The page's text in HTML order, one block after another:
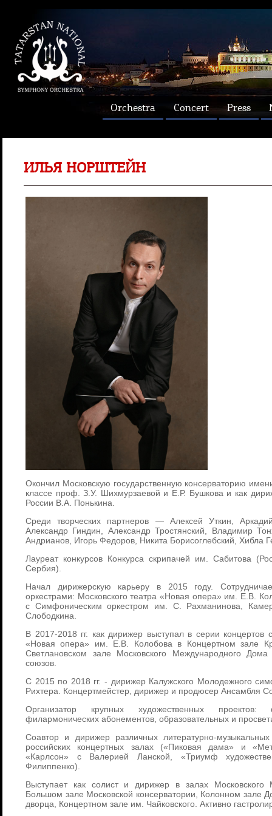
Orchestra Concert Press
ИЛЬЯ НОРШТЕЙН
Окончил Московскую государственную консерваторию
классе проф. З.У. Шихмурзаевой и Е.Р. Бушкова и как
России В.А. Понькина.
Среди творческих партнеров — Алексей Уткин,
Александр Гиндин, Александр Тростянский, Владимир
Андрианов, Игорь Федоров, Никита Борисоглебский, Хибла
Лауреат конкурсов Конкурса скрипачей им. Сабитова
Сербия).
Начал дирижерскую карьеру в 2015 году.
оркестрами: Московского театра «Новая опера» им. Е.В.
с Симфоническим оркестром им. С. Рахманинова,
Слободкина.
В 2017-2018 гг. как дирижер выступал в серии концертов
«Новая опера» им. Е.В. Колобова в Концертном зале
Светлановском зале Московского Международного
союзов.
C 2015 по 2018 гг. - дирижер Калужского Молодежного
Рихтера. Концертмейстер, дирижер и продюсер Ансамбля
Организатор крупных художественных
филармонических абонементов, образовательных и
Соавтор и дирижер различных литературно-
российских концертных залах («Пиковая дама» и
«Карлсон» с Валерией Ланской, «Триумф
Филиппенко).
Выступает как солист и дирижер в залах
Большом зале Московской консерватории, Колонном зале
дворца, Концертном зале им. Чайковского. Активно